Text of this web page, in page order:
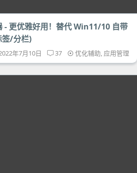
- 更优雅好用！替代 Win11/10 自带
签/分栏)
年7月10日 37 优化辅助, 应用管理